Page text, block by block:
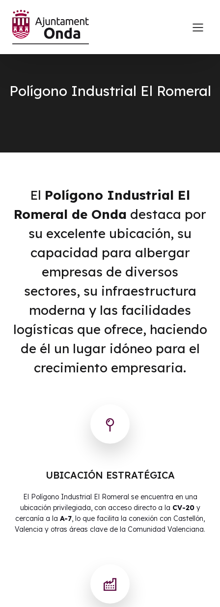
Polígono Industrial El Romeral
El Polígono Industrial El
Romeral de Onda destaca por
su excelente ubicación, su
capacidad para albergar
empresas de diversos
sectores, su infraestructura
moderna y las facilidades
logísticas que ofrece, haciendo
de él un lugar idóneo para el
crecimiento empresaria.
UBICACIÓN ESTRATÉGICA
El Polígono Industrial El Romeral se encuentra en una
ubicación privilegiada, con acceso directo a la CV-20y
cercanía a la A-7, lo que facilita la conexión con Castellón,
Valencia y otras áreas clave de la Comunidad Valenciana.